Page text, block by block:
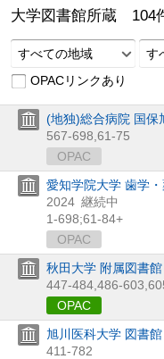
大学図書館所蔵 104
すべての地域
す
OPACリンクあり
(地独)総合病院 国保
567-698, 61-75
OPAC
愛知学院大学 歯学
2024 継続中
1-698;61-84+
OPAC
秋田大学 附属図書
447-484, 486-603,
OPAC
旭川医科大学 図書館
411-782